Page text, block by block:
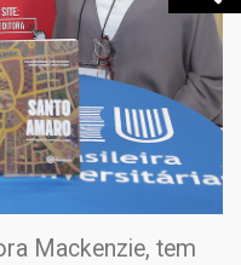
Mackenzie, tem